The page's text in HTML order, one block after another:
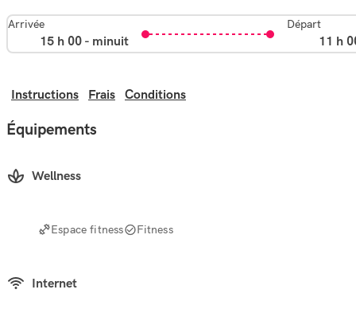
Arrivée
15 h 00 - minuit
Départ
11 h
Instructions Frais Conditions
Équipements
Wellness
Espace fitness Fitness
Internet